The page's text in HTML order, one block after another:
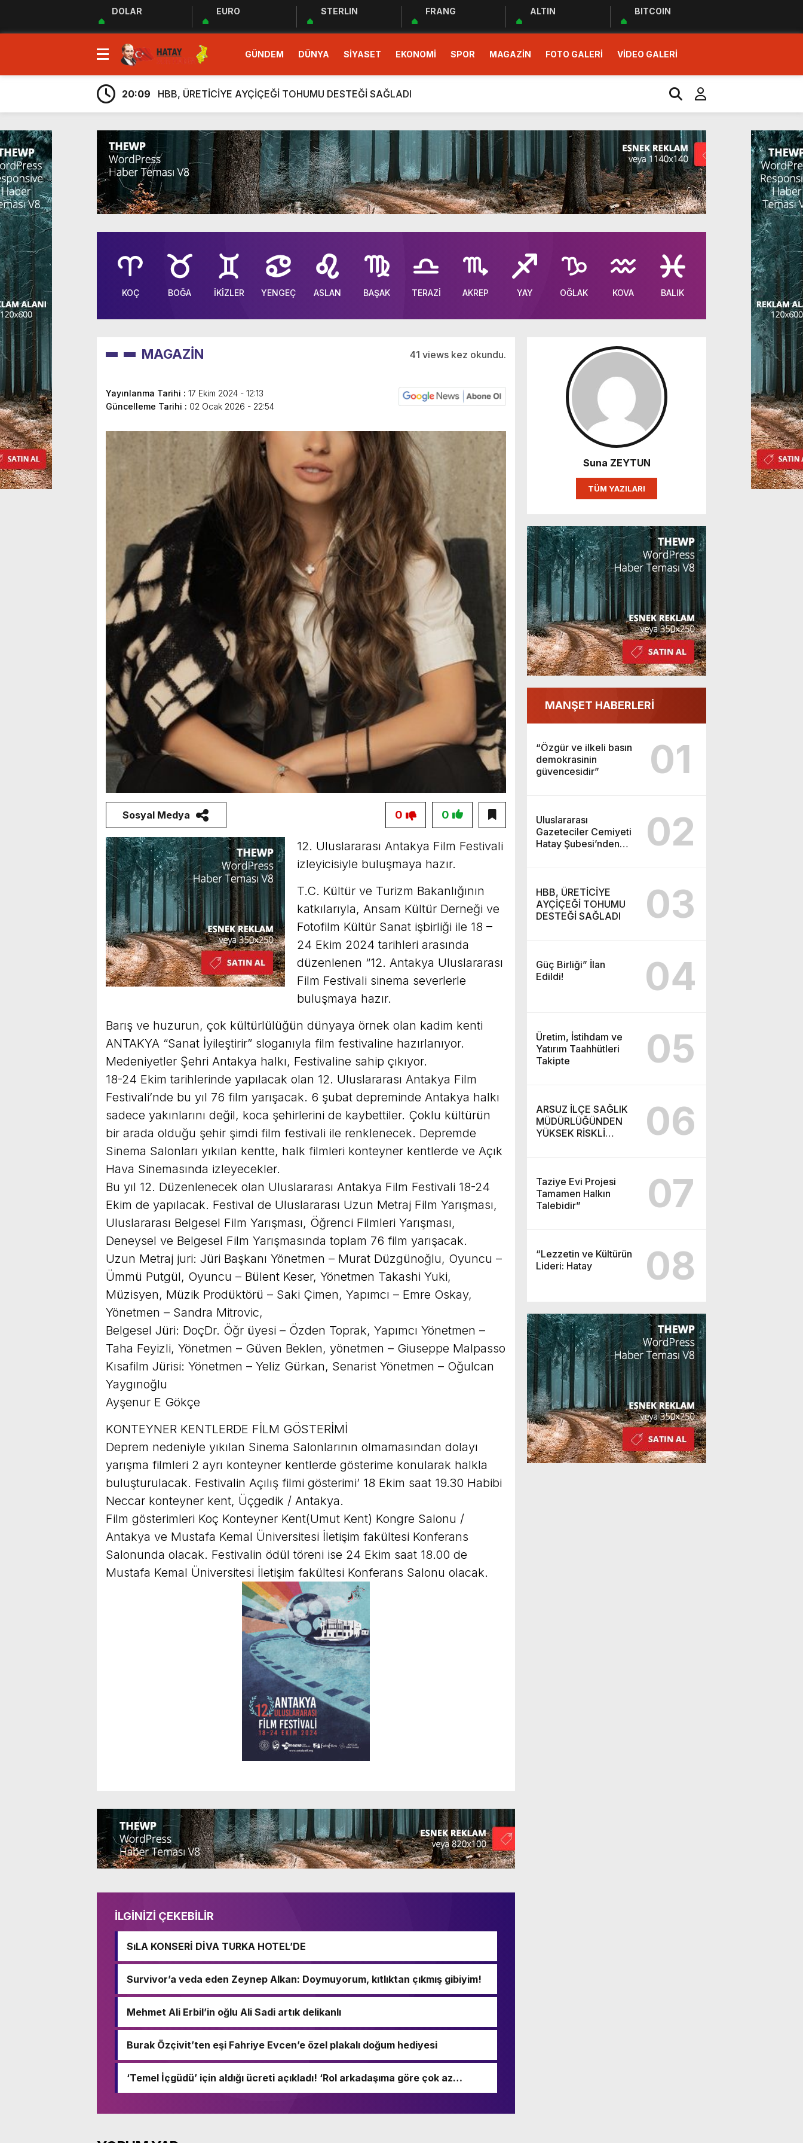
DOLAR EURO STERLIN FRANG ALTIN BITCOIN
GÜNDEM DÜNYA SİYASET EKONOMİ SPOR MAGAZİN FOTO GALERİ VİDEO GALERİ
MUHTARLAR AKADEMİSİ EĞİTİM PROGRAMI BAŞLADI
9:33
20:17
Uluslararası Gazeteciler Cemiyeti Hatay Şubesi’nden Ada İşitme Merkezi’ne Teşekkür Ziyareti
20:05
Güç Birliği” İlan Edildi!
6:23
ARSUZ İLÇE SAĞLIK MÜDÜRLÜĞÜNDEN YÜKSEK RİSKLİ GEBEYE EV ZİYARETİ
6:13
Taziye Evi Projesi Tamamen Halkın Talebidir”
5:54
“Lezzetin ve Kültürün Lideri: Hatay
5:48
Hatay Depki Halk Oyunları Ekibi Türkiye Üçüncüsü Oldu
23:35
MUHTARLAR AKADEMİSİ EĞİTİM PROGRAMI BAŞLADI
9:33
“Özgür ve ilkeli basın demokrasinin güvencesidir”
KOÇ BOĞA İKİZLER YENGEÇ ASLAN BAŞAK TERAZİ AKREP YAY OĞLAK KOVA BALIK
MAGAZİN 41 views kez okundu.
Yayınlanma Tarihi : 17 Ekim 2024 - 12:13
Güncelleme Tarihi : 02 Ocak 2026 - 22:54
Sosyal Medya 0
0
12. Uluslararası Antakya Film Festivali
izleyicisiyle buluşmaya hazır.
T.C. Kültür ve Turizm Bakanlığının
katkılarıyla, Ansam Kültür Derneği ve
Fotofilm Kültür Sanat işbirliği ile 18 –
24 Ekim 2024 tarihleri arasında
düzenlenen “12. Antakya Uluslararası
Film Festivali sinema severlerle
buluşmaya hazır.
Barış ve huzurun, çok kültürlülüğün dünyaya örnek olan kadim kenti
ANTAKYA “Sanat İyileştirir” sloganıyla film festivaline hazırlanıyor.
Medeniyetler Şehri Antakya halkı, Festivaline sahip çıkıyor.
18-24 Ekim tarihlerinde yapılacak olan 12. Uluslararası Antakya Film
Festivali’nde bu yıl 76 film yarışacak. 6 şubat depreminde Antakya halkı
sadece yakınlarını değil, koca şehirlerini de kaybettiler. Çoklu kültürün
bir arada olduğu şehir şimdi film festivali ile renklenecek. Depremde
Sinema Salonları yıkılan kentte, halk filmleri konteyner kentlerde ve Açık
Hava Sinemasında izleyecekler.
Bu yıl 12. Düzenlenecek olan Uluslararası Antakya Film Festivali 18-24
Ekim de yapılacak. Festival de Uluslararası Uzun Metraj Film Yarışması,
Uluslararası Belgesel Film Yarışması, Öğrenci Filmleri Yarışması,
Deneysel ve Belgesel Film Yarışmasında toplam 76 film yarışacak.
Uzun Metraj juri: Jüri Başkanı Yönetmen – Murat Düzgünoğlu, Oyuncu –
Ümmü Putgül, Oyuncu – Bülent Keser, Yönetmen Takashi Yuki,
Müzisyen, Müzik Prodüktörü – Saki Çimen, Yapımcı – Emre Oskay,
Yönetmen – Sandra Mitrovic,
Belgesel Jüri: DoçDr. Öğr üyesi – Özden Toprak, Yapımcı Yönetmen –
Taha Feyizli, Yönetmen – Güven Beklen, yönetmen – Giuseppe Malpasso
Kısafilm Jürisi: Yönetmen – Yeliz Gürkan, Senarist Yönetmen – Oğulcan
Yaygınoğlu
Ayşenur E Gökçe
KONTEYNER KENTLERDE FİLM GÖSTERİMİ
Deprem nedeniyle yıkılan Sinema Salonlarının olmamasından dolayı
yarışma filmleri 2 ayrı konteyner kentlerde gösterime konularak halkla
buluşturulacak. Festivalin Açılış filmi gösterimi’ 18 Ekim saat 19.30 Habibi
Neccar konteyner kent, Üçgedik / Antakya.
Film gösterimleri Koç Konteyner Kent(Umut Kent) Kongre Salonu /
Antakya ve Mustafa Kemal Üniversitesi İletişim fakültesi Konferans
Salonunda olacak. Festivalin ödül töreni ise 24 Ekim saat 18.00 de
Mustafa Kemal Üniversitesi İletişim fakültesi Konferans Salonu olacak.
İLGİNİZİ ÇEKEBİLİR
SıLA KONSERİ DİVA TURKA HOTEL’DE
Survivor’a veda eden Zeynep Alkan: Doymuyorum, kıtlıktan çıkmış gibiyim!
Mehmet Ali Erbil’in oğlu Ali Sadi artık delikanlı
Burak Özçivit’ten eşi Fahriye Evcen’e özel plakalı doğum hediyesi
‘Temel İçgüdü’ için aldığı ücreti açıkladı! ‘Rol arkadaşıma göre çok az
kazandım’
Suna ZEYTUN
TÜM YAZILARI
MANŞET HABERLERİ
“Özgür ve ilkeli basın
demokrasinin
güvencesidir”
01
Uluslararası
Gazeteciler Cemiyeti
Hatay Şubesi’nden
02
HBB, ÜRETİCİYE
AYÇİÇEĞİ TOHUMU
DESTEĞİ SAĞLADI
03
Güç Birliği” İlan
Edildi!
04
Üretim, İstihdam ve
Yatırım Taahhütleri
Takipte
05
ARSUZ İLÇE SAĞLIK
MÜDÜRLÜĞÜNDEN
YÜKSEK RİSKLİ
06
Taziye Evi Projesi
Tamamen Halkın
Talebidir”
07
“Lezzetin ve Kültürün
Lideri: Hatay
08